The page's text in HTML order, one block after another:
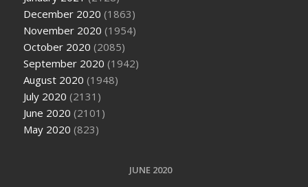
December 2020 (1863)
November 2020 (1954)
October 2020 (2085)
September 2020 (1942)
August 2020 (1948)
July 2020 (2131)
June 2020 (2101)
May 2020 (823)
JUNE 2020